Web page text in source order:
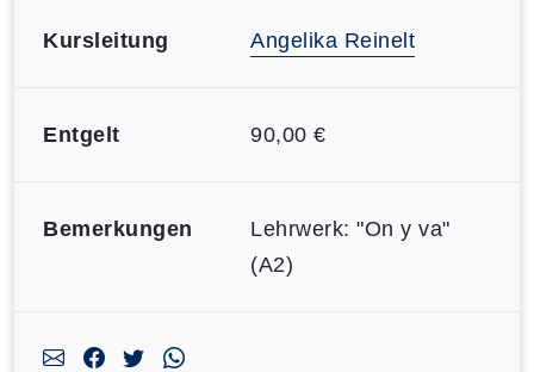
Kursleitung Angelika Reinelt
Entgelt 90,00 €
Bemerkungen
Lehrwerk: "On y va"
(A2)